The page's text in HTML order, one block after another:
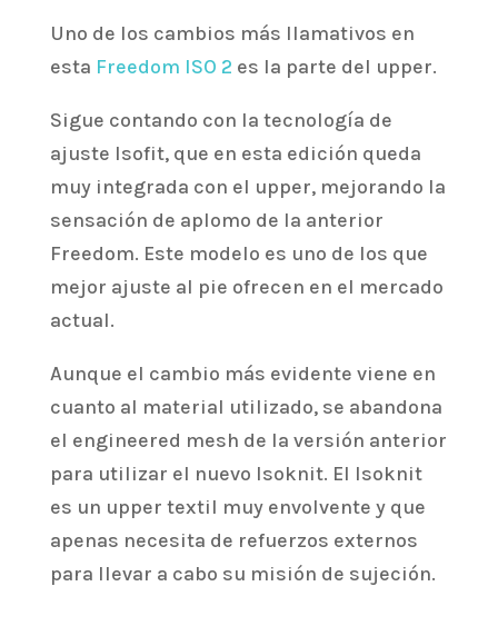
Uno de los cambios más llamativos en
esta Freedom ISO 2 es la parte del upper.
Sigue contando con la tecnología de
ajuste Isofit, que en esta edición queda
muy integrada con el upper, mejorando la
sensación de aplomo de la anterior
Freedom. Este modelo es uno de los que
mejor ajuste al pie ofrecen en el mercado
actual.
Aunque el cambio más evidente viene en
cuanto al material utilizado, se abandona
el engineered mesh de la versión anterior
para utilizar el nuevo Isoknit. El Isoknit
es un upper textil muy envolvente y que
apenas necesita de refuerzos externos
para llevar a cabo su misión de sujeción.